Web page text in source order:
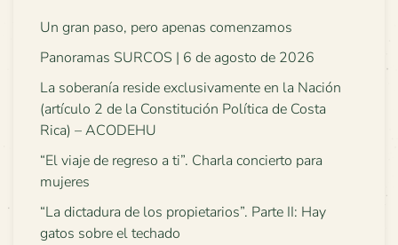
Un gran paso, pero apenas comenzamos
Panoramas SURCOS | 6 de agosto de 2026
La soberanía reside exclusivamente en la Nación
(artículo 2 de la Constitución Política de Costa
Rica) – ACODEHU
“El viaje de regreso a ti”. Charla concierto para
mujeres
“La dictadura de los propietarios”. Parte II: Hay
gatos sobre el techado